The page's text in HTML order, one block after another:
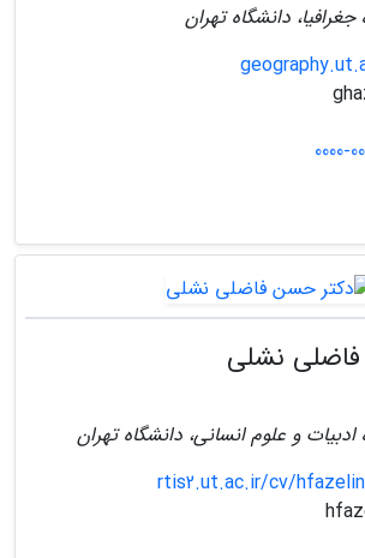
دانشگاه تهران
0000-
نشلی
ادبیات و علوم انسانی، دانشگاه تهران
rtis2.ut.ac.ir/cv/